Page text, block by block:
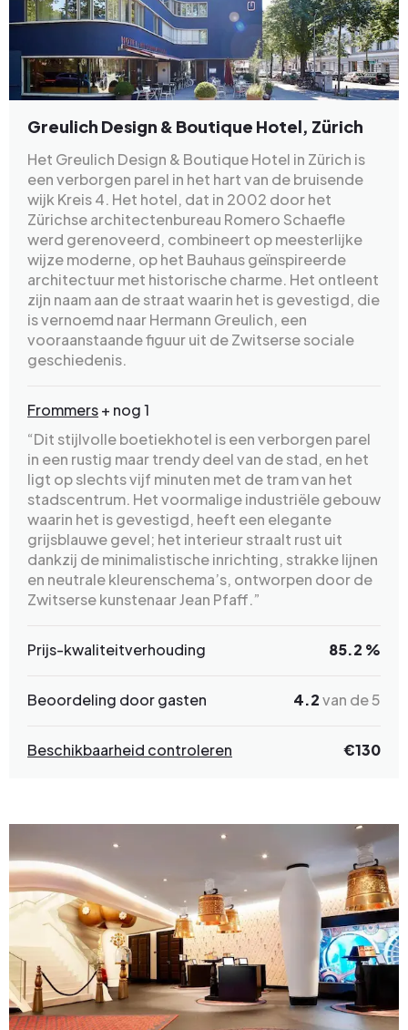
Greulich Design & Boutique Hotel, Zürich
Het Greulich Design & Boutique Hotel in Zürich is
een verborgen parel in het hart van de bruisende
wijk Kreis 4. Het hotel, dat in 2002 door het
Zürichse architectenbureau Romero Schaefle
werd gerenoveerd, combineert op meesterlijke
wijze moderne, op het Bauhaus geïnspireerde
architectuur met historische charme. Het ontleent
zijn naam aan de straat waarin het is gevestigd, die
is vernoemd naar Hermann Greulich, een
vooraanstaande figuur uit de Zwitserse sociale
geschiedenis.
Frommers+ nog 1
“Dit stijlvolle boetiekhotel is een verborgen parel
in een rustig maar trendy deel van de stad, en het
ligt op slechts vijf minuten met de tram van het
stadscentrum. Het voormalige industriële gebouw
waarin het is gevestigd, heeft een elegante
grijsblauwe gevel; het interieur straalt rust uit
dankzij de minimalistische inrichting, strakke lijnen
en neutrale kleurenschema’s, ontworpen door de
Zwitserse kunstenaar Jean Pfaff.”
Prijs-kwaliteitverhouding 85.2 %
Beoordeling door gasten 4.2van de 5
Beschikbaarheid controleren €130